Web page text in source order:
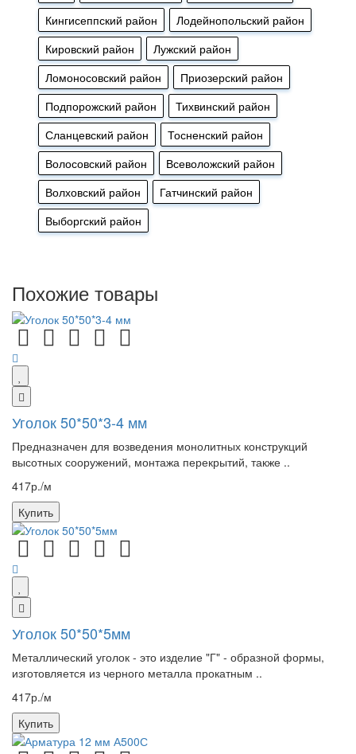
Кингисеппский район
Лодейнопольский район
Кировский район
Лужский район
Ломоносовский район
Приозерский район
Подпорожский район
Тихвинский район
Сланцевский район
Тосненский район
Волосовский район
Всеволожский район
Волховский район
Гатчинский район
Выборгский район
Похожие товары
Уголок 50*50*3-4 мм
Предназначен для возведения монолитных конструкций
высотных сооружений, монтажа перекрытий, также ..
417р./м
Купить
Уголок 50*50*5мм
Металлический уголок - это изделие "Г" - образной формы,
изготовляется из черного металла прокатным ..
417р./м
Купить